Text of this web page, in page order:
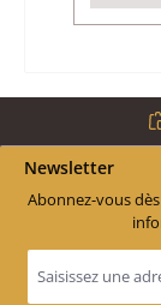
Newsletter
Abonnez-vous
e-